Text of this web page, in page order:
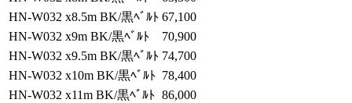
HN-W032 x8.5m BK/黒ﾍﾞﾙﾄ 67,100
HN-W032 x9m BK/黒ﾍﾞﾙﾄ
70,900
HN-W032 x9.5m BK/黒ﾍﾞﾙﾄ 74,700
HN-W032 x10m BK/黒ﾍﾞﾙﾄ 78,400
HN-W032 x11m BK/黒ﾍﾞﾙﾄ 86,000